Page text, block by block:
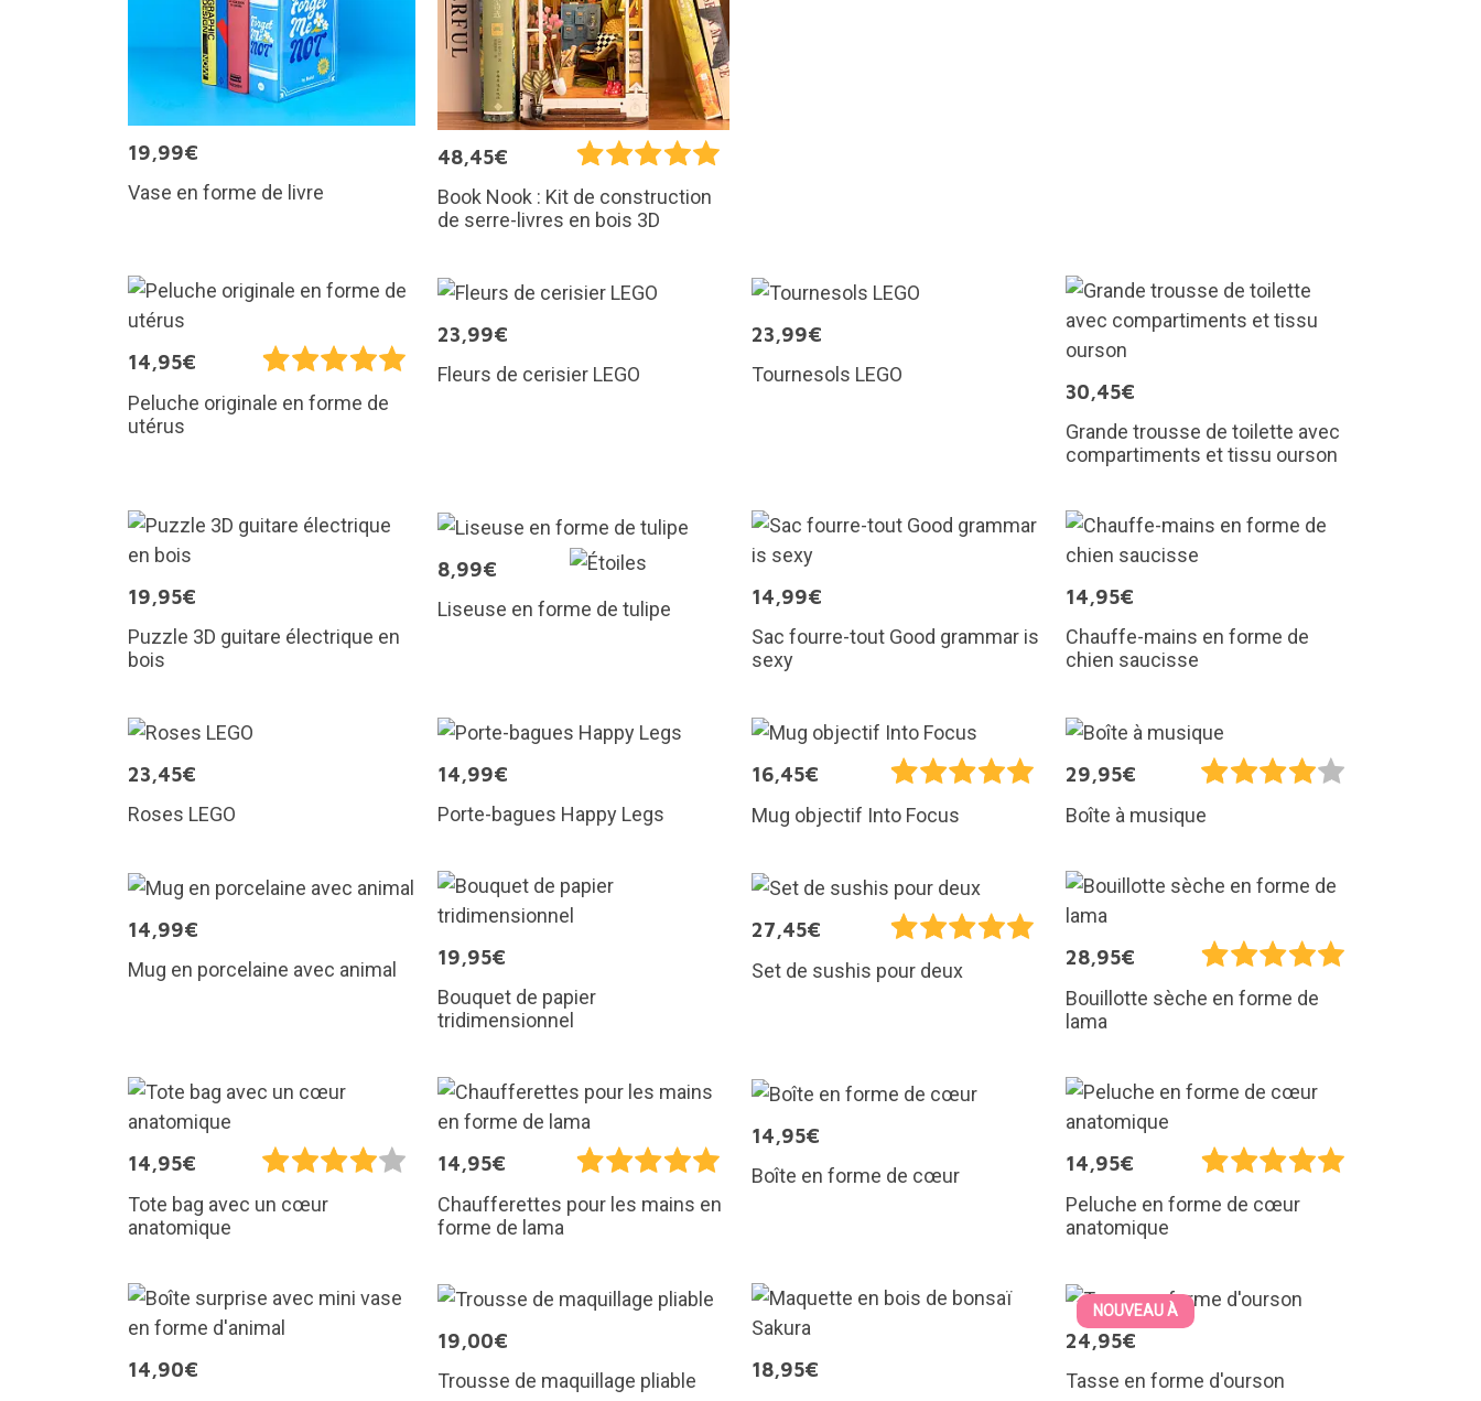
19,99€
Vase en forme de livre
48,45€
Book Nook : Kit de construction
de serre-livres en bois 3D
14,95€
Peluche originale en forme de
utérus
23,99€
Fleurs de cerisier LEGO
23,99€
Tournesols LEGO
30,45€
Grande trousse de toilette avec
compartiments et tissu ourson
19,95€
Puzzle 3D guitare électrique en
bois
8,99€
Liseuse en forme de tulipe
14,99€
Sac fourre-tout Good grammar is
sexy
14,95€
Chauffe-mains en forme de
chien saucisse
23,45€
Roses LEGO
14,99€
Porte-bagues Happy Legs
16,45€
Mug objectif Into Focus
29,95€
Boîte à musique
14,99€
Mug en porcelaine avec animal
19,95€
Bouquet de papier
tridimensionnel
27,45€
Set de sushis pour deux
28,95€
Bouillotte sèche en forme de
lama
14,95€
Tote bag avec un cœur
anatomique
14,95€
Chaufferettes pour les mains en
forme de lama
14,95€
Boîte en forme de cœur
14,95€
Peluche en forme de cœur
anatomique
14,90€
19,00€
Trousse de maquillage pliable
18,95€
NOUVEAU À
24,95€
Tasse en forme d'ourson